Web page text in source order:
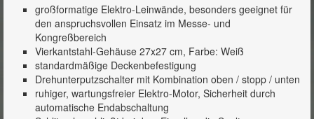
Impressum
großformatige Elektro-Leinwände, besonders geeignet für
den anspruchsvollen Einsatz im Messe- und
Kongreßbereich
Vierkantstahl-Gehäuse 27x27 cm, Farbe: Weiß
standardmäßige Deckenbefestigung
Drehunterputzschalter mit Kombination oben / stopp / unten
ruhiger, wartungsfreier Elektro-Motor, Sicherheit durch
automatische Endabschaltung